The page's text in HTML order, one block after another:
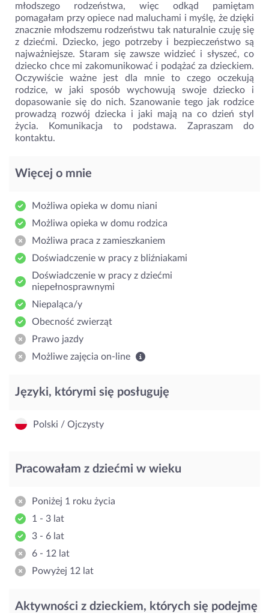
młodszego rodzeństwa, więc odkąd pamiętam
pomagałam przy opiece nad maluchami i myślę, że dzięki
znacznie młodszemu rodzeństwu tak naturalnie czuję się
z dziećmi. Dziecko, jego potrzeby i bezpieczeństwo są
najważniejsze. Staram się zawsze widzieć i słyszeć, co
dziecko chce mi zakomunikować i podążać za dzieckiem.
Oczywiście ważne jest dla mnie to czego oczekują
rodzice, w jaki sposób wychowują swoje dziecko i
dopasowanie się do nich. Szanowanie tego jak rodzice
prowadzą rozwój dziecka i jaki mają na co dzień styl
życia. Komunikacja to podstawa. Zapraszam do
kontaktu.
Więcej o mnie
Możliwa opieka w domu niani
Możliwa opieka w domu rodzica
Możliwa praca z zamieszkaniem
Doświadczenie w pracy z bliźniakami
Doświadczenie w pracy z dziećmi
niepełnosprawnymi
Niepaląca/y
Obecność zwierząt
Prawo jazdy
Możliwe zajęcia on-line
Języki, którymi się posługuję
Polski / Ojczysty
Pracowałam z dziećmi w wieku
Poniżej 1 roku życia
1 - 3 lat
3 - 6 lat
6 - 12 lat
Powyżej 12 lat
Aktywności z dzieckiem, których się podejmę